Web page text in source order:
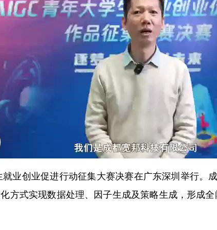
业创业促进行动征集大赛决赛在广东深圳举行。
方式实现数据处理、因子生成及策略生成，形成